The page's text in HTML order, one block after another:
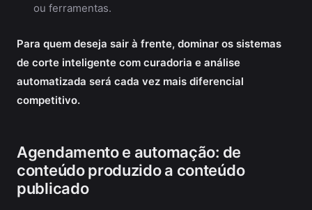
ou ferramentas.
Para quem deseja sair à frente, dominar os sistemas
de corte inteligente com curadoria e análise
automatizada será cada vez mais diferencial
competitivo.
Agendamento e automação: de
conteúdo produzido a conteúdo
publicado